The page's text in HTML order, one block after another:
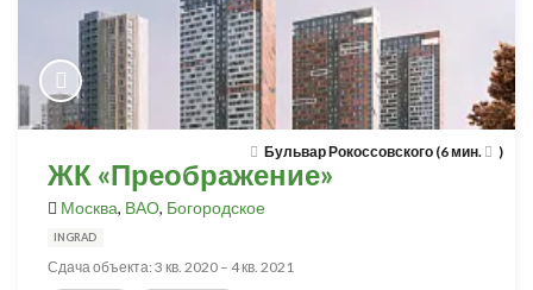
Бульвар Рокоссовского (6 мин. )
ЖК «Преображение»
Москва, ВАО, Богородское
INGRAD
Сдача объекта: 3 кв. 2020 – 4 кв. 2021